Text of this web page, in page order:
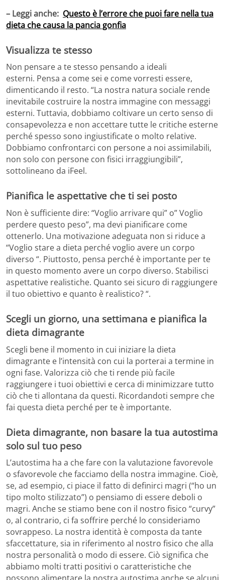
– Leggi anche: Questo è l’errore che puoi fare nella tua
dieta che causa la pancia gonfia
Visualizza te stesso
Non pensare a te stesso pensando a ideali
esterni. Pensa a come sei e come vorresti essere,
dimenticando il resto. “La nostra natura sociale rende
inevitabile costruire la nostra immagine con messaggi
esterni. Tuttavia, dobbiamo coltivare un certo senso di
consapevolezza e non accettare tutte le critiche esterne
perché spesso sono ingiustificate o molto relative.
Dobbiamo confrontarci con persone a noi assimilabili,
non solo con persone con fisici irraggiungibili”,
sottolineano da iFeel.
Pianifica le aspettative che ti sei posto
Non è sufficiente dire: “Voglio arrivare qui” o” Voglio
perdere questo peso”, ma devi pianificare come
ottenerlo. Una motivazione adeguata non si riduce a
“Voglio stare a dieta perché voglio avere un corpo
diverso “. Piuttosto, pensa perché è importante per te
in questo momento avere un corpo diverso. Stabilisci
aspettative realistiche. Quanto sei sicuro di raggiungere
il tuo obiettivo e quanto è realistico? “.
Scegli un giorno, una settimana e pianifica la
dieta dimagrante
Scegli bene il momento in cui iniziare la dieta
dimagrante e l’intensità con cui la porterai a termine in
ogni fase. Valorizza ciò che ti rende più facile
raggiungere i tuoi obiettivi e cerca di minimizzare tutto
ciò che ti allontana da questi. Ricordandoti sempre che
fai questa dieta perché per te è importante.
Dieta dimagrante, non basare la tua autostima
solo sul tuo peso
L’autostima ha a che fare con la valutazione favorevole
o sfavorevole che facciamo della nostra immagine. Cioè,
se, ad esempio, ci piace il fatto di definirci magri (“ho un
tipo molto stilizzato”) o pensiamo di essere deboli o
magri. Anche se stiamo bene con il nostro fisico “curvy”
o, al contrario, ci fa soffrire perché lo consideriamo
sovrappeso. La nostra identità è composta da tante
sfaccettature, sia in riferimento al nostro fisico che alla
nostra personalità o modo di essere. Ciò significa che
abbiamo molti tratti positivi o caratteristiche che